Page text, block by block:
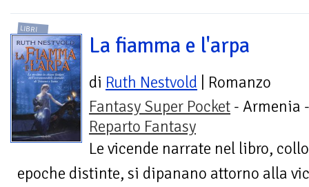
LIBRI
La fiamma e l'arpa
di Ruth Nestvold | Romanzo
Fantasy Super Pocket - Armenia -
Reparto Fantasy
Le vicende narrate nel libro,
epoche distinte, si dipanano attorno alla